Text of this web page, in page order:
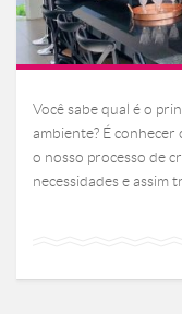
Você sabe qual é o
ambiente? É
o nosso processo de
necessidades e assim